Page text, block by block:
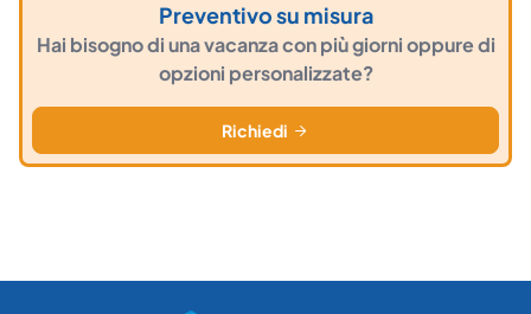
Preventivo su misura
Hai bisogno di una vacanza con più giorni oppure di
opzioni personalizzate?
Richiedi